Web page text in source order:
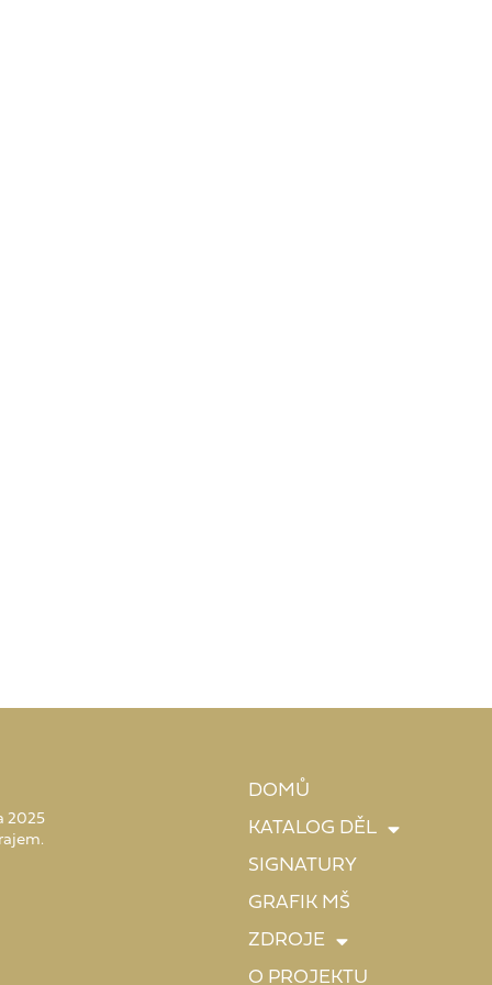
2025
DOMŮ
KATALOG DĚL
SIGNATURY
GRAFIK MŠ
ZDROJE
O PROJEKTU